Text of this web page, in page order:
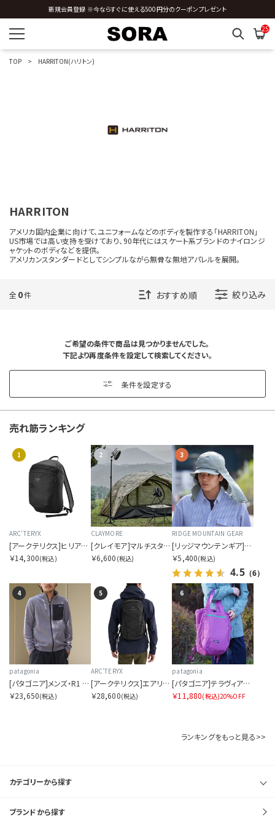
R
Z
OTHERS
円
サイズを指定する
在庫を指定する
商品ステータスを指定する
表示順を指定する
カラー展開を指定する
新規会員登録 ※今ならすぐに使える500円分のクーポンプレゼント
25
TOP HARRITON(ハリトン)
HARRITON
アメリカ国内企業に向けて、ユニフォームなどのボディを製作する「HARRITON」
US市場では高い支持を受けており、90年代にはスケート系ブランドのナイロンジ
ャケットのボディなどを提供。
アメリカンスタンダードとしてシンプルながら無骨な無地アパレルを展開。
全 0件 絞り込み
ご希望の条件で商品は見つかりませんでした。
下記より再度条件を設定して検索してください。
条件を設定する
売れ筋ランキング
1
ARC'TERYX
[アークテリクス]ヒリアド 15 バックパック
￥14,300(税込)
2
CLAYMORE
[クレイモア]マルチスタンド
￥6,600 (税込)
3
RIDGE MOUNTAIN GEAR
[リッジマウンテンギア]サンシェード 2026
￥5,400(税込)
4.5（6）
4
patagonia
[パタゴニア]メンズ・R1 エア・ジャケット
￥23,650(税込)
5
ARC'TERYX
[アークテリクス]エアリオス 18 バックパック
￥28,600(税込)
6
patagonia
[パタゴニア]テラヴィア・トート・パック 24L
￥11,880(税込)20%OFF
ランキングをもっと見る>>
カテゴリーから探す
ブランドから探す